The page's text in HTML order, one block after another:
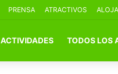
PRENSA ATRACTIVOS
ACTIVIDADES TODOS LOS